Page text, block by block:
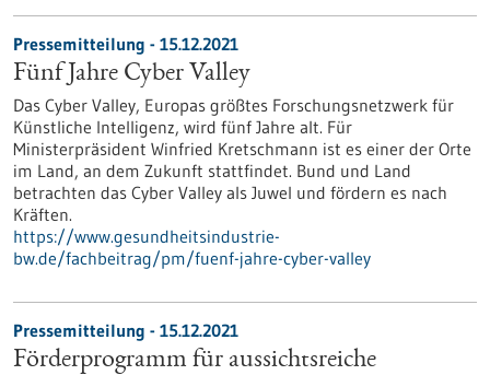
Pressemitteilung - 15.12.2021
Fünf Jahre Cyber Valley
Das Cyber Valley, Europas größtes Forschungsnetzwerk für
Künstliche Intelligenz, wird fünf Jahre alt. Für
Ministerpräsident Winfried Kretschmann ist es einer der Orte
im Land, an dem Zukunft stattfindet. Bund und Land
betrachten das Cyber Valley als Juwel und fördern es nach
Kräften.
https://www.gesundheitsindustrie-
bw.de/fachbeitrag/pm/fuenf-jahre-cyber-valley
Pressemitteilung - 15.12.2021
Förderprogramm für aussichtsreiche